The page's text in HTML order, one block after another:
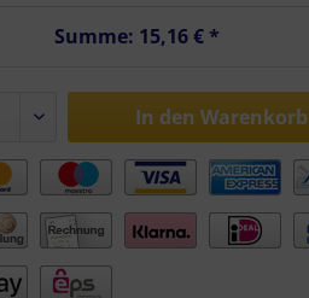
Summe: 15,16 €*
In den Warenkorb